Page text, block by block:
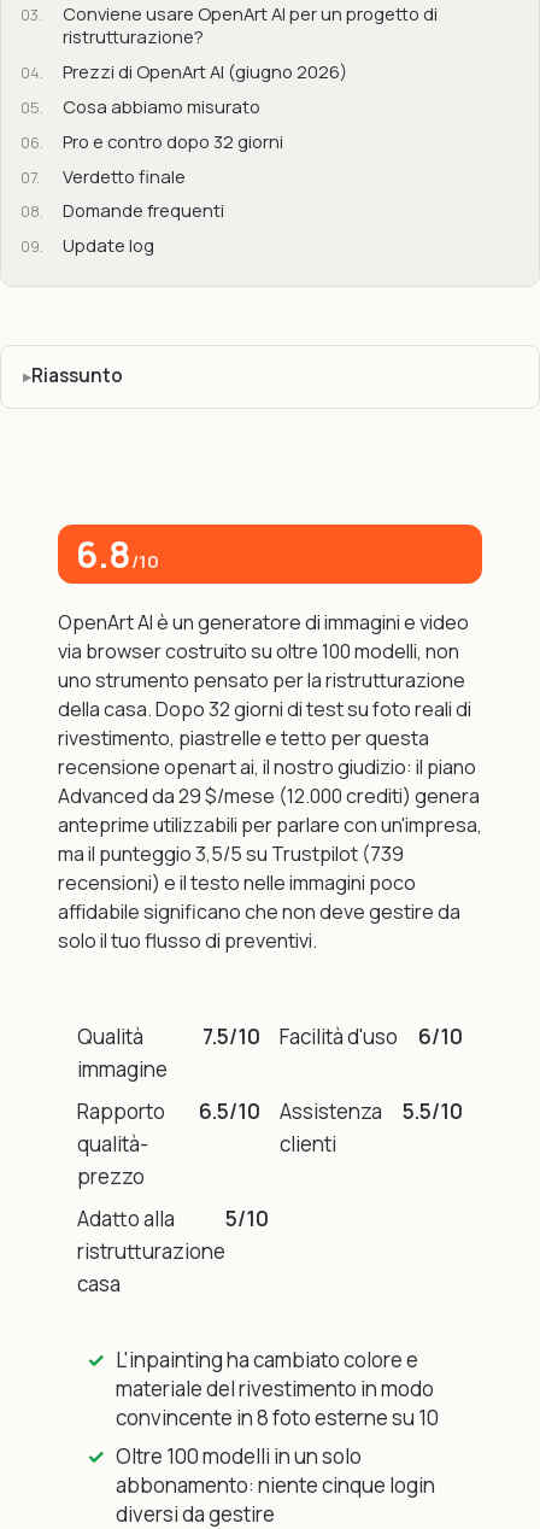
Riassunto
Conviene usare OpenArt AI per un progetto di
ristrutturazione?
Prezzi di OpenArt AI (giugno 2026)
Cosa abbiamo misurato
Pro e contro dopo 32 giorni
Verdetto finale
Domande frequenti
Update log
6.8/10
OpenArt AI è un generatore di immagini e video
via browser costruito su oltre 100 modelli, non
uno strumento pensato per la ristrutturazione
della casa. Dopo 32 giorni di test su foto reali di
rivestimento, piastrelle e tetto per questa
recensione openart ai, il nostro giudizio: il piano
Advanced da 29 $/mese (12.000 crediti) genera
anteprime utilizzabili per parlare con un'impresa,
ma il punteggio 3,5/5 su Trustpilot (739
recensioni) e il testo nelle immagini poco
affidabile significano che non deve gestire da
solo il tuo flusso di preventivi.
Qualità
immagine
7.5/10 Facilità d'uso 6/10
Rapporto
qualità-
prezzo
6.5/10
Assistenza
clienti
5.5/10
Adatto alla
ristrutturazione
casa
5/10
L'inpainting ha cambiato colore e
materiale del rivestimento in modo
convincente in 8 foto esterne su 10
Oltre 100 modelli in un solo
abbonamento: niente cinque login
diversi da gestire